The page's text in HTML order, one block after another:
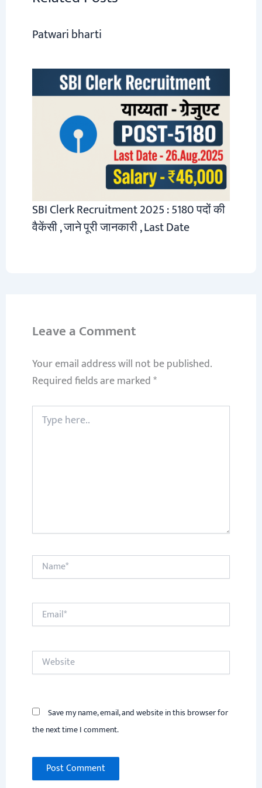
Patwari bharti
SBI Clerk Recruitment 2025 : 5180 पदों की
वैकेंसी , जाने पूरी जानकारी , Last Date
Leave a Comment
Your email address will not be published.
Required fields are marked*
Type
here..
Name*
Email*
Website
Save my name, email, and website in this browser for
the next time I comment.